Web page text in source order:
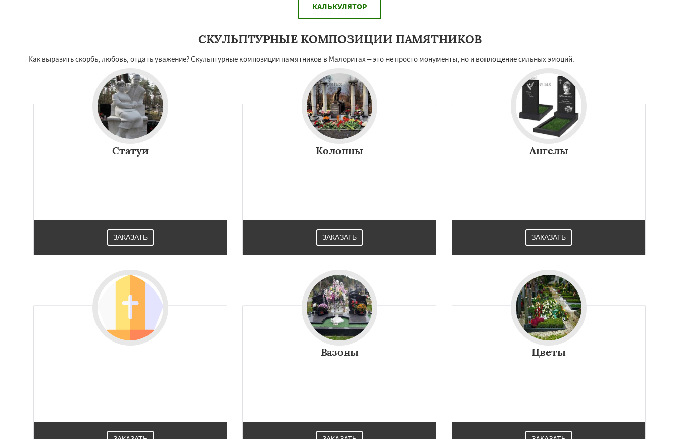
КАЛЬКУЛЯТОР
СКУЛЬПТУРНЫЕ КОМПОЗИЦИИ ПАМЯТНИКОВ
Как выразить скорбь, любовь, отдать уважение? Скульптурные композиции памятников в Малоритах – это не просто монументы, но и воплощение сильных эмоций.
Статуи
ЗАКАЗАТЬ
Колонны
ЗАКАЗАТЬ
Ангелы
ЗАКАЗАТЬ
Вазоны Цветы